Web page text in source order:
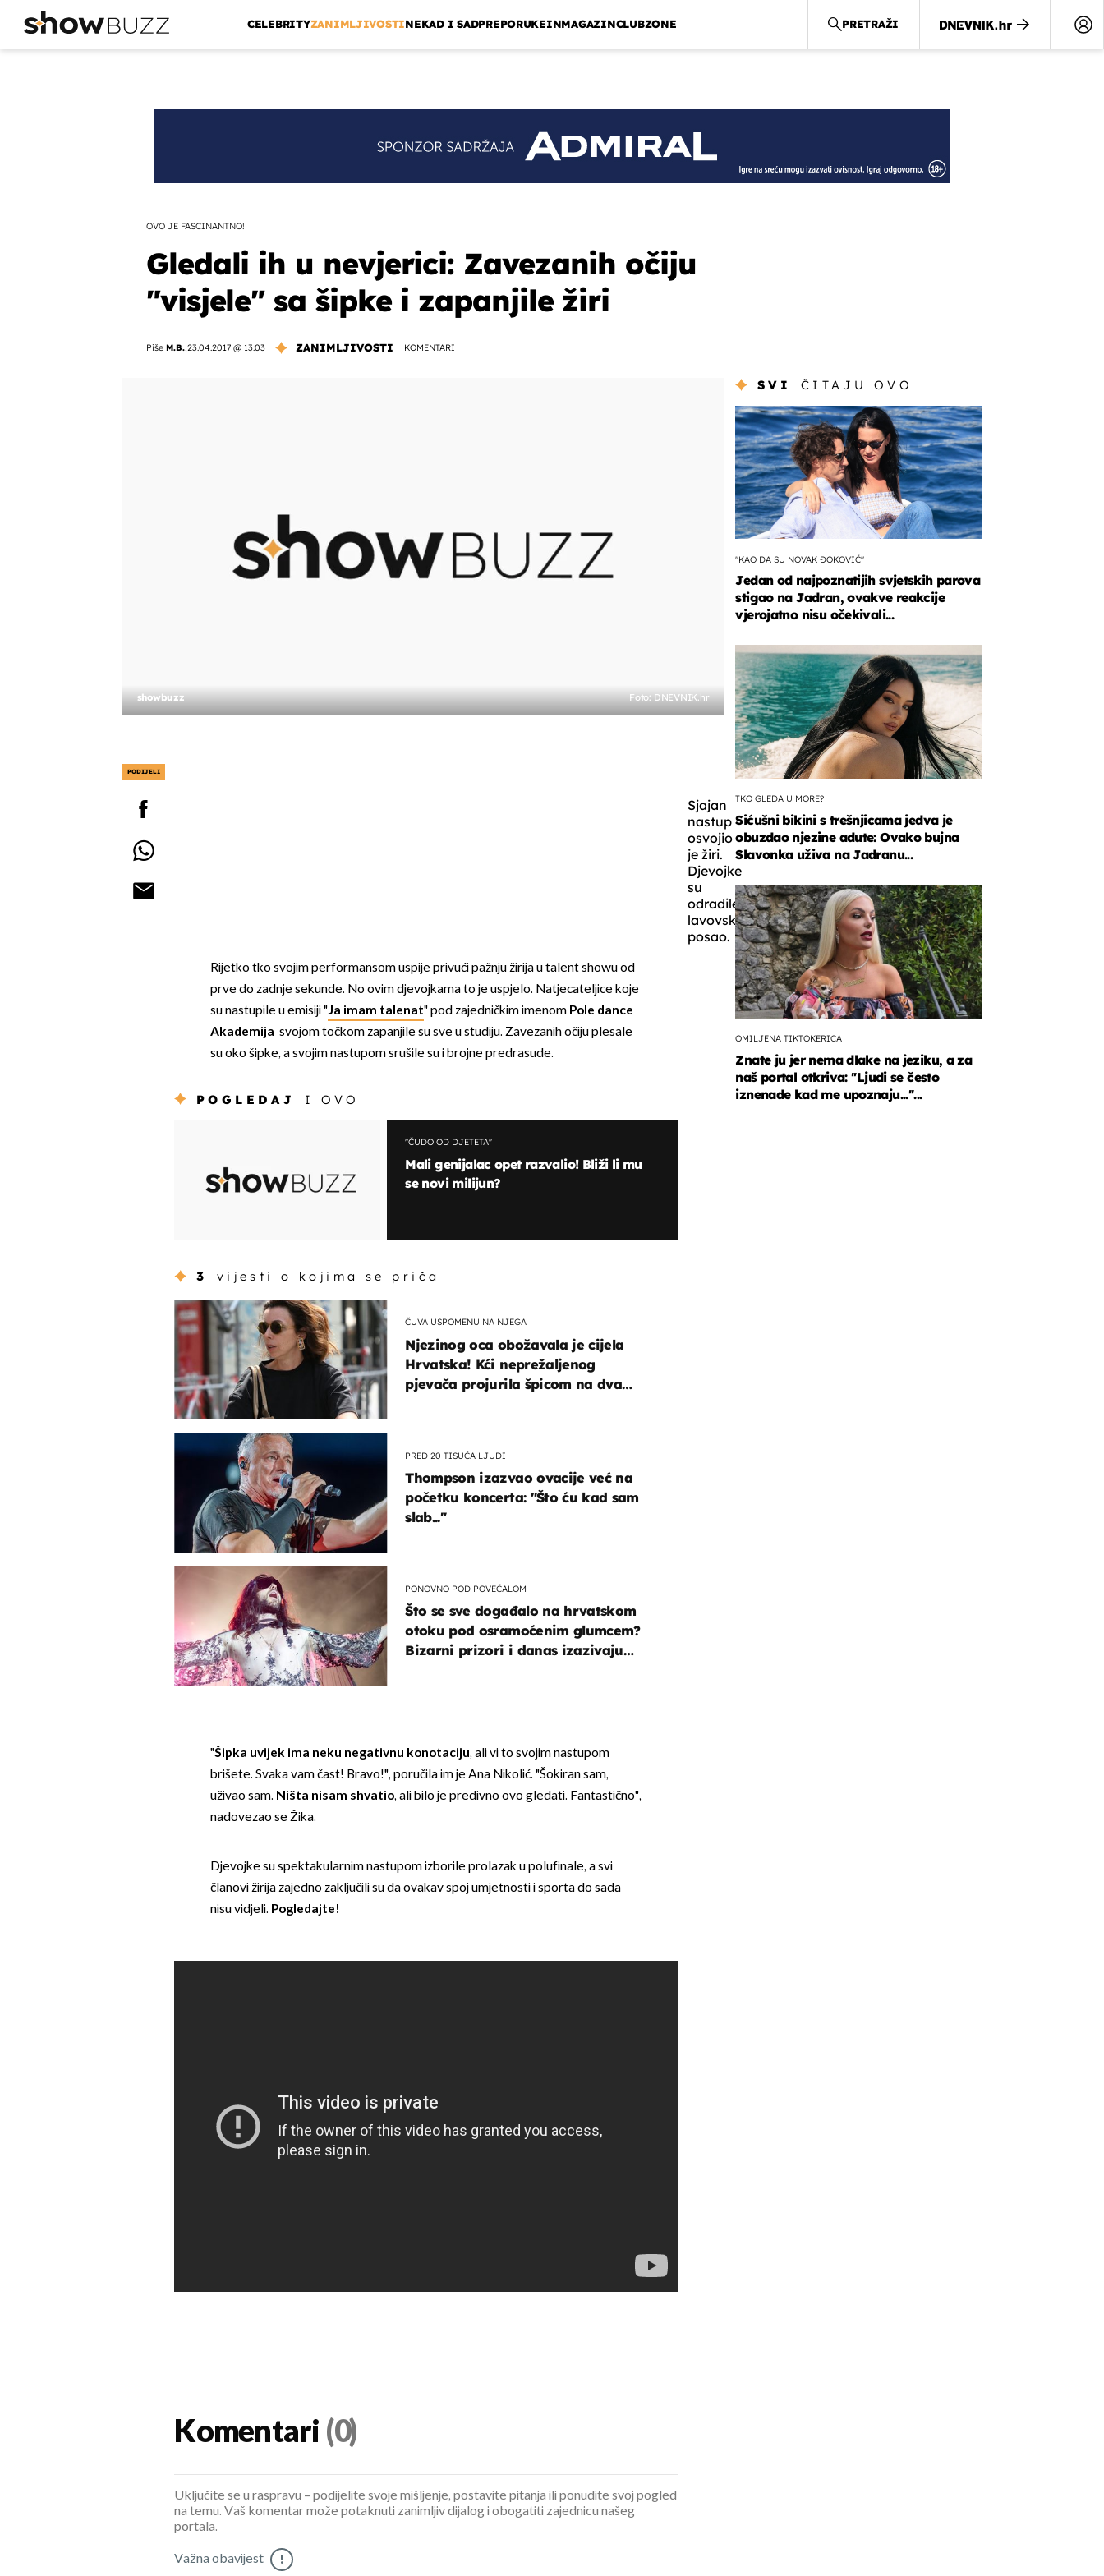
CELEBRITYZANIMLJIVOSTINEKAD I SADPREPORUKEINMAGAZINCLUBZONE PRETRAŽI
OVO JE FASCINANTNO!
Gledali ih u nevjerici: Zavezanih očiju
"visjele" sa šipke i zapanjile žiri
Piše M.B.,23.04.2017 @ 13:03 ZANIMLJIVOSTI KOMENTARI
showbuzz Foto: DNEVNIK.hr
PODIJELI
Sjajan
nastup
osvojio
je žiri.
Djevojke
su
odradile
lavovski
posao.
Rijetko tko svojim performansom uspije privući pažnju žirija u talent showu od
prve do zadnje sekunde. No ovim djevojkama to je uspjelo. Natjecateljice koje
su nastupile u emisiji "Ja imam talenat" pod zajedničkim imenom Pole dance
Akademija svojom točkom zapanjile su sve u studiju. Zavezanih očiju plesale
su oko šipke, a svojim nastupom srušile su i brojne predrasude.
POGLEDAJ I OVO
"ČUDO OD DJETETA"
Mali genijalac opet razvalio! Bliži li mu
se novi milijun?
3 vijesti o kojima se priča
ČUVA USPOMENU NA NJEGA
Njezinog oca obožavala je cijela
Hrvatska! Kći neprežaljenog
pjevača projurila špicom na dva
PRED 20 TISUĆA LJUDI
Thompson izazvao ovacije već na
početku koncerta: "Što ću kad sam
slab..."
PONOVNO POD POVEĆALOM
Što se sve događalo na hrvatskom
otoku pod osramoćenim glumcem?
Bizarni prizori i danas izazivaju
"Šipka uvijek ima neku negativnu konotaciju, ali vi to svojim nastupom
brišete. Svaka vam čast! Bravo!", poručila im je Ana Nikolić. "Šokiran sam,
uživao sam. Ništa nisam shvatio, ali bilo je predivno ovo gledati. Fantastično",
nadovezao se Žika.
Djevojke su spektakularnim nastupom izborile prolazak u polufinale, a svi
članovi žirija zajedno zaključili su da ovakav spoj umjetnosti i sporta do sada
nisu vidjeli. Pogledajte!
SVI ČITAJU OVO
"KAO DA SU NOVAK ĐOKOVIĆ"
Jedan od najpoznatijih svjetskih parova
stigao na Jadran, ovakve reakcije
vjerojatno nisu očekivali...
TKO GLEDA U MORE?
Sićušni bikini s trešnjicama jedva je
obuzdao njezine adute: Ovako bujna
Slavonka uživa na Jadranu...
OMILJENA TIKTOKERICA
Znate ju jer nema dlake na jeziku, a za
naš portal otkriva: ''Ljudi se često
iznenade kad me upoznaju...''...
Komentari (0)
Uključite se u raspravu – podijelite svoje mišljenje, postavite pitanja ili ponudite svoj pogled
na temu. Vaš komentar može potaknuti zanimljiv dijalog i obogatiti zajednicu našeg
portala.
Važna obavijest !